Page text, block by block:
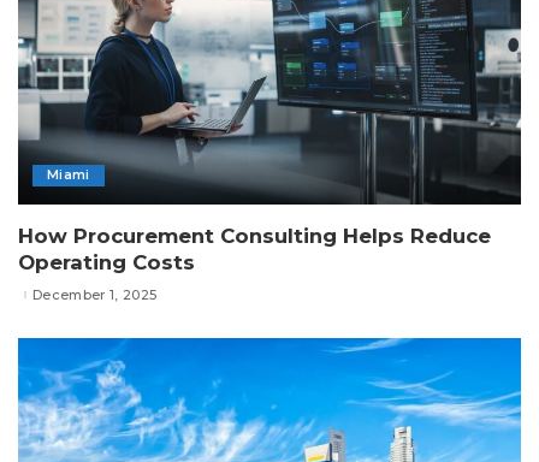
Miami
How Procurement Consulting Helps Reduce
Operating Costs
December 1, 2025